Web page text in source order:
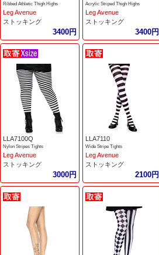
Ribbed Athletic Thigh Highs
Leg Avenue
ストッキング
3400円
Acrylic Striped Thigh Highs
Leg Avenue
ストッキング
3400円
LLA7100Q
Nylon Stripes Tights
Leg Avenue
ストッキング
3000円
LLA7110
Wide Stripe Tights
Leg Avenue
ストッキング
2100円